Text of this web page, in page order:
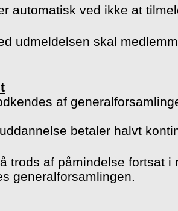
automatisk ved ikke at
udmeldelsen skal
af
betaler halvt
trods af påmindelse fortsat
generalforsamlingen.